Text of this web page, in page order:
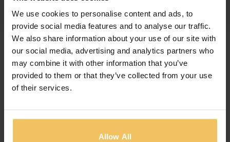
We use cookies to personalise content and ads, to
provide social media features and to analyse our traffic.
We also share information about your use of our site with
our social media, advertising and analytics partners who
may combine it with other information that you’ve
provided to them or that they’ve collected from your use
of their services.
Allow All
CATÉGORIES